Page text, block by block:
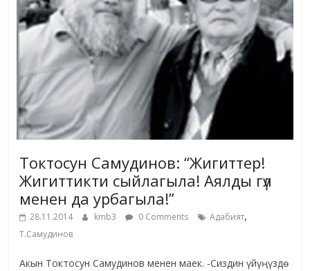
Токтосун Самудинов: “Жигиттер!
Жигиттикти сыйлагыла! Аялды гүл
менен да урбагыла!”
28.11.2014 kmb3 0 Comments Адабият,
Т.Самудинов
Акын Токтосун Самудинов менен маек. -Сиздин үйүңүздө